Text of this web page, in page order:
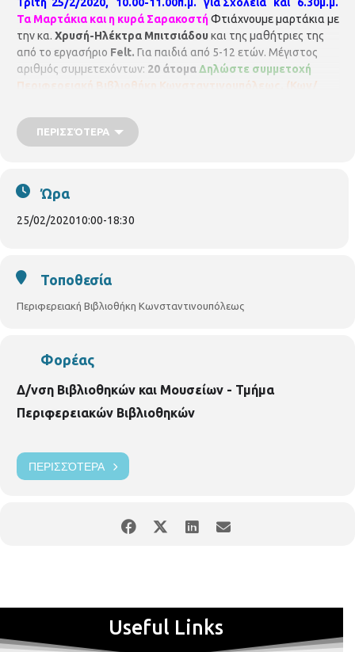
Τρίτη 25/2/2020, 10.00-11.00π.μ. για Σχολεία και 6.30μ.μ.
Τα Μαρτάκια και η κυρά ΣαρακοστήΦτιάχνουμε μαρτάκια με
την κα. Χρυσή-Ηλέκτρα Μπιτσιάδου και της μαθήτριες της
από το εργασήριο Felt. Για παιδιά από 5-12 ετών. Μέγιστος
αριθμός συμμετεχόντων: 20 άτομαΔηλώστε συμμετοχή
Περιφερειακή Βιβλιοθήκη Κωνσταντινουπόλεως.
(Κων/
ΠΕΡΙΣΣΌΤΕΡΑ
Ώρα
25/02/202010:00-18:30
Τοποθεσία
Περιφερειακή Βιβλιοθήκη Κωνσταντινουπόλεως
Φορέας
Δ/νση Βιβλιοθηκών και Μουσείων - Τμήμα
Περιφερειακών Βιβλιοθηκών
ΠΕΡΙΣΣΌΤΕΡΑ
Useful Links